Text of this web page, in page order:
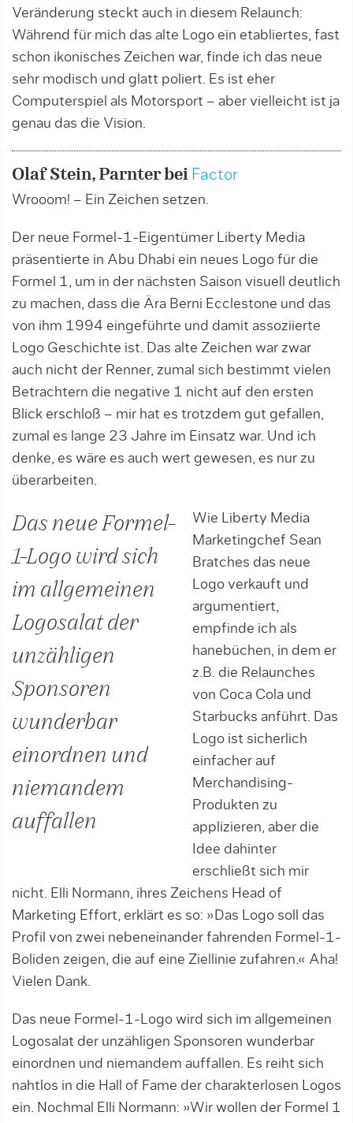
Veränderung steckt auch in diesem Relaunch:
Während für mich das alte Logo ein etabliertes, fast
schon ikonisches Zeichen war, finde ich das neue
sehr modisch und glatt poliert. Es ist eher
Computerspiel als Motorsport – aber vielleicht ist ja
genau das die Vision.
Olaf Stein, Parnter bei Factor
Wrooom! – Ein Zeichen setzen.
Der neue Formel-1-Eigentümer Liberty Media
präsentierte in Abu Dhabi ein neues Logo für die
Formel 1, um in der nächsten Saison visuell deutlich
zu machen, dass die Ära Berni Ecclestone und das
von ihm 1994 eingeführte und damit assoziierte
Logo Geschichte ist. Das alte Zeichen war zwar
auch nicht der Renner, zumal sich bestimmt vielen
Betrachtern die negative 1 nicht auf den ersten
Blick erschloß – mir hat es trotzdem gut gefallen,
zumal es lange 23 Jahre im Einsatz war. Und ich
denke, es wäre es auch wert gewesen, es nur zu
überarbeiten.
Das neue Formel-
1-Logo wird sich
im allgemeinen
Logosalat der
unzähligen
Sponsoren
wunderbar
einordnen und
niemandem
auffallen
Wie Liberty Media
Marketingchef Sean
Bratches das neue
Logo verkauft und
argumentiert,
empfinde ich als
hanebüchen, in dem er
z.B. die Relaunches
von Coca Cola und
Starbucks anführt. Das
Logo ist sicherlich
einfacher auf
Merchandising-
Produkten zu
applizieren, aber die
Idee dahinter
erschließt sich mir
nicht. Elli Normann, ihres Zeichens Head of
Marketing Effort, erklärt es so: »Das Logo soll das
Profil von zwei nebeneinander fahrenden Formel-1-
Boliden zeigen, die auf eine Ziellinie zufahren.« Aha!
Vielen Dank.
Das neue Formel-1-Logo wird sich im allgemeinen
Logosalat der unzähligen Sponsoren wunderbar
einordnen und niemandem auffallen. Es reiht sich
nahtlos in die Hall of Fame der charakterlosen Logos
ein. Nochmal Elli Normann: »Wir wollen der Formel 1